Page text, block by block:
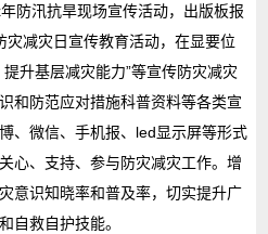
防汛抗旱现场宣传活动，出版板报
灾减灾日宣传教育活动，在显要位
升基层减灾能力”等宣传防灾减灾
和防范应对措施科普资料等各类宣
、微信、手机报、led显示屏等形式
心、支持、参与防灾减灾工作。增
意识知晓率和普及率，切实提升广
自救自护技能。